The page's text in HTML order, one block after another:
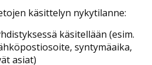
käsittelyn nykytilanne:
käsitellään (esim.
syntymäaika,
asiat)